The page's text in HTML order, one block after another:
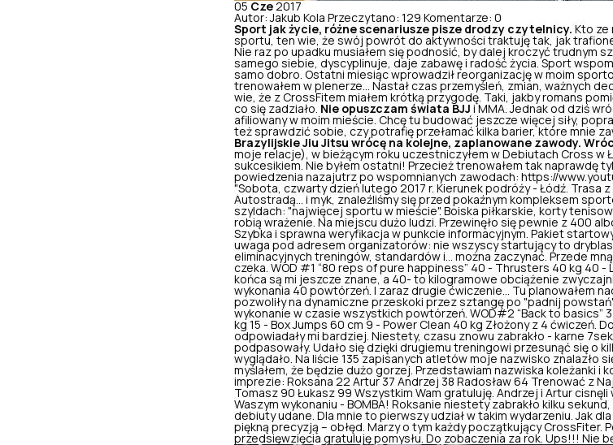
05 Cze 2017
Autor: Jakub Kola Przeczytano: 129 Komentarze: 0
Sport jak życie, różne scenariusze pisze drodzy czytelnicy. Kto ze
sportu, ten wie, że swój powrót do aktywności traktuję tak, jak
Nie raz po upadku musiałem się podnosić, by dalej kroczyć trudnym
samego siebie, dyscyplinuje, daje zabawę i radość życia. Sport
samo dobro. Ostatni miesiąc wprowadził reorganizację w moim
trenowałem w plenerze… Nastał czas przemyśleń, zmian, ważnych
wie, że z CrossFitem miałem krótką przygodę. Taki, jakby romans
co się zadziało.
Nie opuszczam świata BJJ i MMA. Jednak od dziś
afiliowany w moim mieście. Chcę tu budować jeszcze więcej siły,
też sprawdzić sobie, czy potrafię przełamać kilka barier, które mnie
Brazylijskie Jiu Jitsu wrócę na kolejne, zaplanowane zawody.
moje relacje), w bieżącym roku uczestniczyłem w Debiutach Cross w
sukcesikiem. Nie byłem ostatni! Przecież trenowałem tak naprawdę
powiedzenia nazajutrz po wspomnianych zawodach: https://
"Sobota, czwarty dzień lutego 2017 r. Kierunek podróży - Łódź. Trasa
Autostradą… i myk, znaleźliśmy się przed pokaźnym kompleksem
szyldach: "najwięcej sportu w mieście". Boiska piłkarskie, korty
robią wrażenie. Na miejscu dużo ludzi. Przewinęło się pewnie z 400
Szybka i sprawna weryfikacja w punkcie informacyjnym. Pakiet
uwaga pod adresem organizatorów: nie wszyscy startujący to
eliminacyjnych treningów, standardów i… można zaczynać. Przede
czeka. WOD #1 “80 reps of pure happiness” 40 - Thrusters 40 kg 40
końca są mi jeszcze znane, a 40- to kilogramowe obciążenie
wykonania 40 powtórzeń. I zaraz drugie ćwiczenie… Tu planowałem
pozwoliły na dynamiczne przeskoki przez sztangę po "padnij
wykonanie w czasie wszystkich powtórzeń. WOD#2 “Back to basics”
kg 15 - Box Jumps 60 cm 9 - Power Clean 40 kg Złożony z 4 ćwiczeń.
odpowiadały mi bardziej. Niestety, czasu znowu zabrakło - karne
podpasowały. Udało się dzięki drugiemu treningowi przesunąć się o
wyglądało. Na liście 135 zapisanych atletów moje nazwisko znalazło
myślałem, że będzie dużo gorzej. Przedstawiam nazwiska koleżanki i
imprezie: Roksana 22 Artur 37 Andrzej 38 Radosław 64 Trenować z
Tomasz 90 Łukasz 99 Wszystkim Wam gratuluję. Andrzej i Artur cisnęli
Waszym wykonaniu - BOMBA! Roksanie niestety zabrakło kilku
debiuty udane. Dla mnie to pierwszy udział w takim wydarzeniu. Jak
piękną precyzją – obłęd. Marzy o tym każdy początkujący CrossFiter.
przedsięwzięcia gratuluję pomysłu. Do zobaczenia za rok. Ups!!! Nie